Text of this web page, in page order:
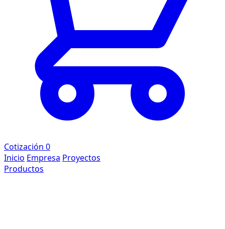
Cotización 0
Inicio Empresa Proyectos
Productos